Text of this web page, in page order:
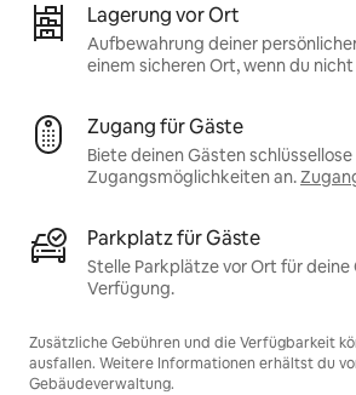
Lagerung vor Ort
Aufbewahrung deiner
einem sicheren Ort, wenn du
Zugang für Gäste
Biete deinen Gästen
Zugangsmöglichkeiten an.
Parkplatz für Gäste
Stelle Parkplätze vor Ort für deine
Verfügung.
Zusätzliche Gebühren und die Verfügbarkeit
ausfallen. Weitere Informationen erhältst du
Gebäudeverwaltung.